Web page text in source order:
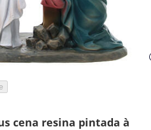
cena resina pintada à